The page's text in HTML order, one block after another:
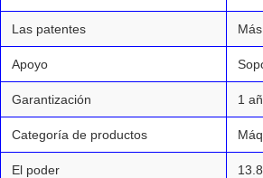
Las patentes
Apoyo
Garantización 1
Categoría de productos
El poder